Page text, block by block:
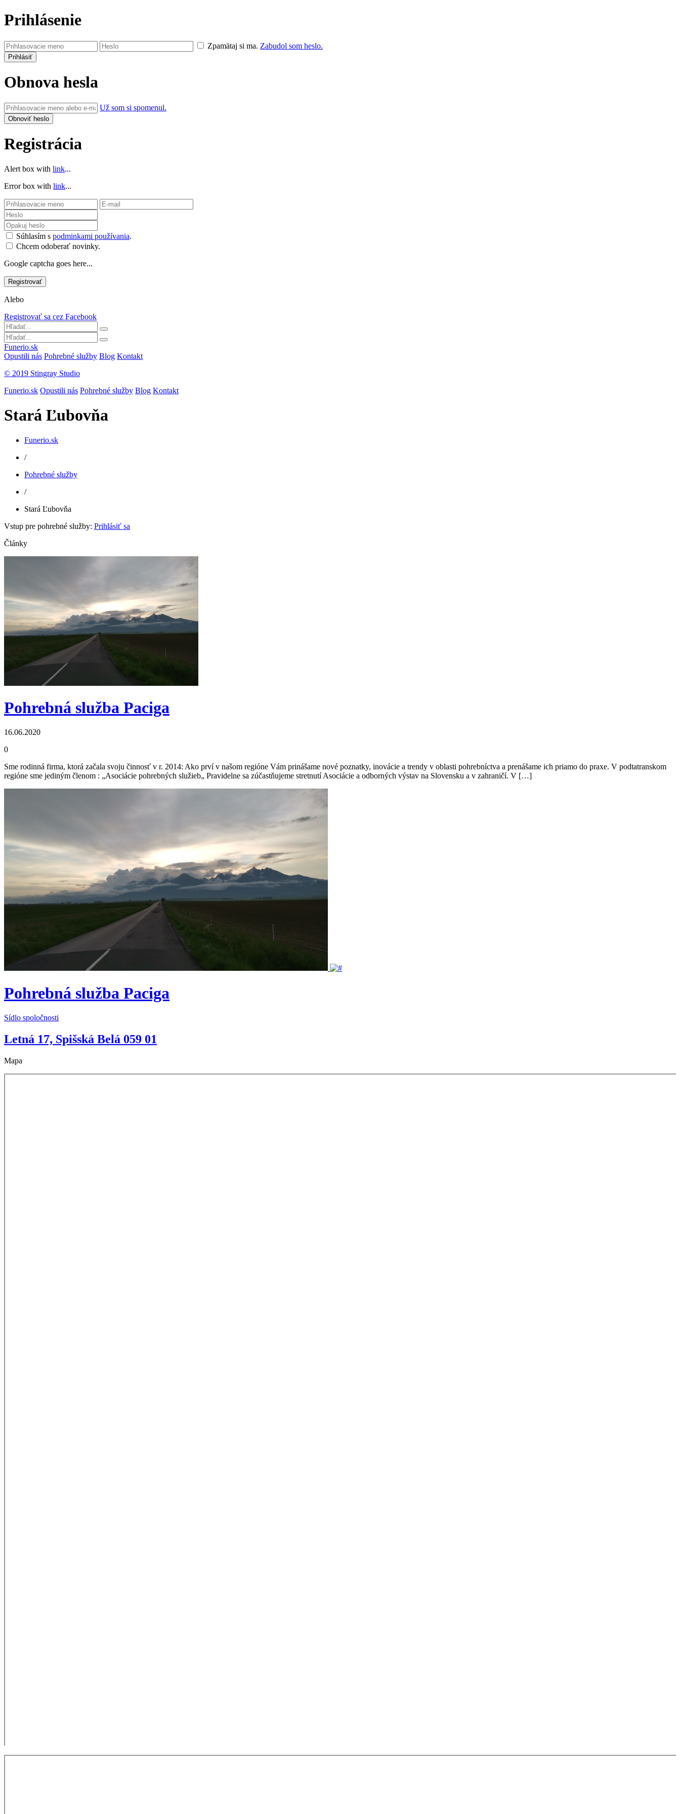
Prihlásenie
Zpamätaj si ma. Zabudol som heslo.
Obnova hesla
Už som si spomenul.
Registrácia
Alert box with link...
Error box with link...
Súhlasím s podminkami používania.
Chcem odoberať novinky.
Google captcha goes here...
Alebo
Registrovať sa cez Facebook
Funerio.sk
Opustili nás Pohrebné služby Blog Kontakt
© 2019 Stingray Studio
Funerio.sk Opustili nás Pohrebné služby Blog Kontakt
Stará Ľubovňa
Funerio.sk
/
Pohrebné služby
/
Stará Ľubovňa
Vstup pre pohrebné služby: Prihlásiť sa
Články
Pohrebná služba Paciga
16.06.2020
0
Sme rodinná firma, ktorá začala svoju činnosť v r. 2014: Ako prví v našom regióne Vám prinášame nové poznatky, inovácie a trendy v oblasti pohrebníctva a prenášame ich priamo do praxe. V podtatranskom
regióne sme jediným členom : „Asociácie pohrebných služieb„ Pravidelne sa zúčastňujeme stretnutí Asociácie a odborných výstav na Slovensku a v zahraničí. V […]
Pohrebná služba Paciga
Sídlo spoločnosti
Letná 17, Spišská Belá 059 01
Mapa